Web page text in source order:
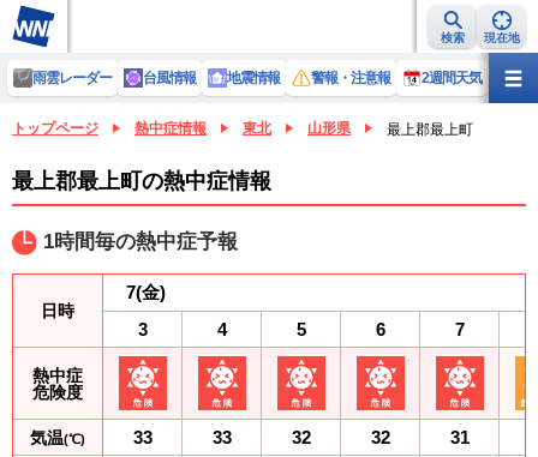
検索 現在地
雨雲レーダー 台風情報 地震情報 警報・注意報 2週間天気 ラ
トップページ 熱中症情報 東北 山形県 最上郡最上町
最上郡最上町の熱中症情報
1時間毎の熱中症予報
日時
熱中症
危険度
気温(℃)
7(金)
3
33
4
33
5
32
6
32
7
31